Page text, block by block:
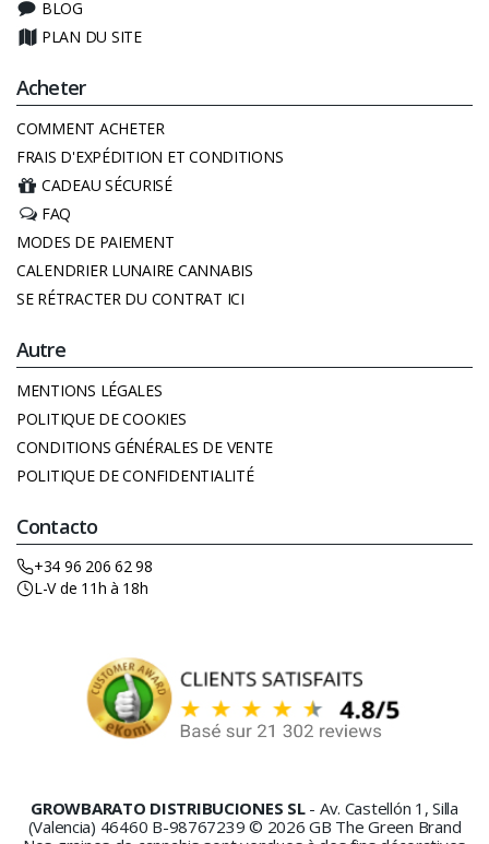
BLOG
PLAN DU SITE
Acheter
COMMENT ACHETER
FRAIS D'EXPÉDITION ET CONDITIONS
CADEAU SÉCURISÉ
FAQ
MODES DE PAIEMENT
CALENDRIER LUNAIRE CANNABIS
SE RÉTRACTER DU CONTRAT ICI
Autre
MENTIONS LÉGALES
POLITIQUE DE COOKIES
CONDITIONS GÉNÉRALES DE VENTE
POLITIQUE DE CONFIDENTIALITÉ
Contacto
+34 96 206 62 98
L-V de 11h à 18h
GROWBARATO DISTRIBUCIONES SL - Av. Castellón 1, Silla
(Valencia) 46460 B-98767239 © 2026 GB The Green Brand